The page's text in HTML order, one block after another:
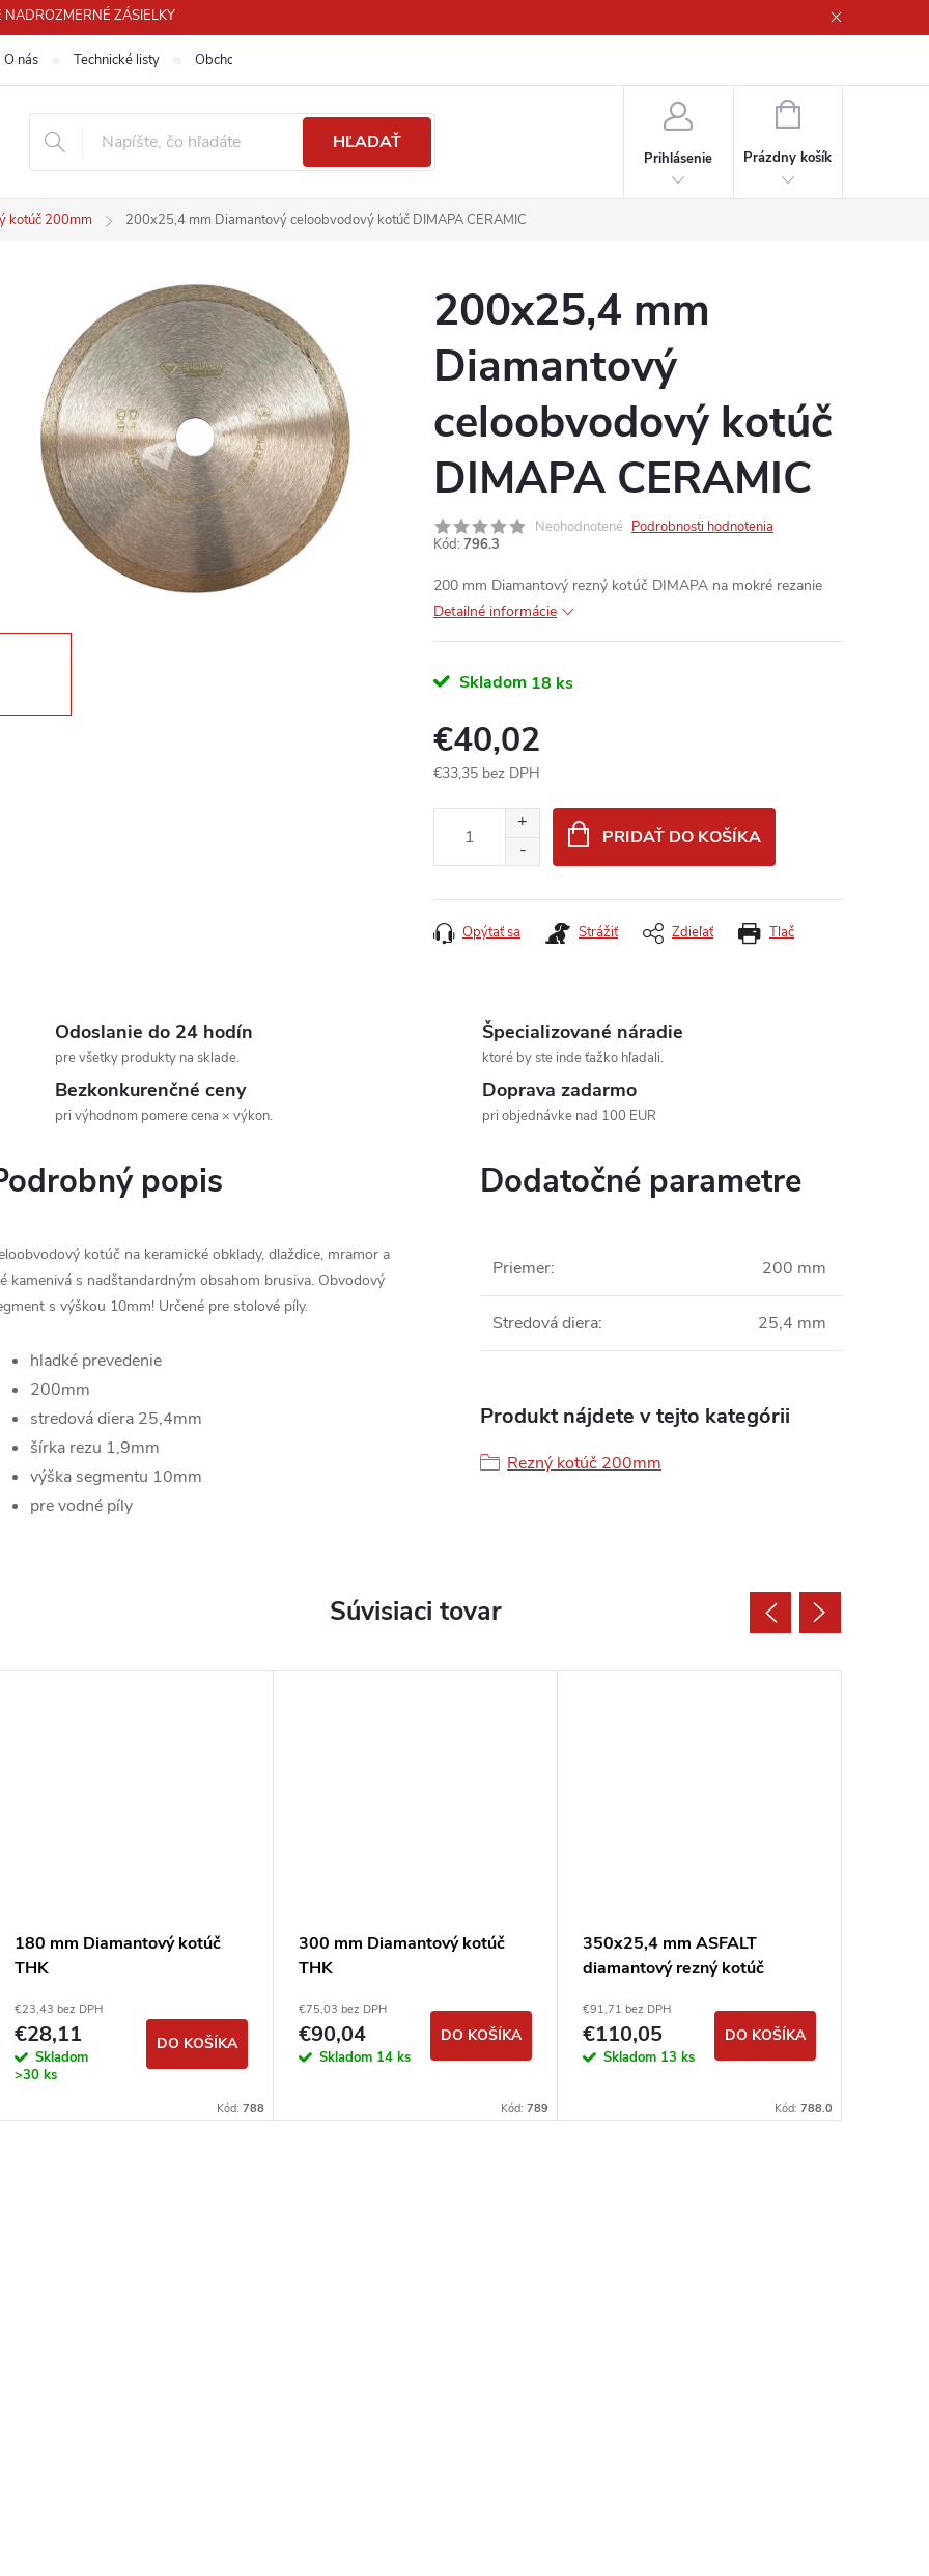
ZÁSIELKY
O nás Technické listy Obchodné podmienky
HĽADAŤ
Prihlásenie
NÁKUPNÝ
Prázdny košík
kotúč 200mm 200x25,4 mm Diamantový celoobvodový kotúč DIMAPA CERAMIC
200x25,4 mm
Diamantový
celoobvodový kotúč
DIMAPA CERAMIC
Neohodnotené Podrobnosti hodnotenia
Kód: 796.3
200 mm Diamantový rezný kotúč DIMAPA na mokré rezanie
Detailné informácie
Skladom 18 ks
€40,02
€33,35 bez DPH
PRIDAŤ DO KOŠÍKA
Tlač
Opýtať sa Strážiť Zdieľať
Odoslanie do 24 hodín
pre všetky produkty na sklade.
Špecializované náradie
ktoré by ste inde ťažko hľadali.
Bezkonkurenčné ceny
pri výhodnom pomere cena × výkon.
Doprava zadarmo
pri objednávke nad 100 EUR
popis
kotúč na keramické obklady, dlaždice, mramor a
kamenivá s nadštandardným obsahom brusiva. Obvodový
s výškou 10mm! Určené pre stolové píly.
hladké prevedenie
200mm
stredová diera 25,4mm
šírka rezu 1,9mm
výška segmentu 10mm
pre vodné píly
Dodatočné parametre
Priemer: 200 mm
Stredová diera: 25,4 mm
Produkt nájdete v tejto kategórii
Rezný kotúč 200mm
Súvisiaci tovar
180 mm Diamantový kotúč
THK
€23,43 bez DPH
€28,11
Skladom
>30 ks
DO KOŠÍKA
Kód: 788
300 mm Diamantový kotúč
THK
€75,03 bez DPH
€90,04
Skladom 14 ks
DO KOŠÍKA
Kód: 789
350x25,4 mm ASFALT
diamantový rezný kotúč
€91,71 bez DPH
€110,05
Skladom 13 ks
DO KOŠÍKA
Kód: 788.0